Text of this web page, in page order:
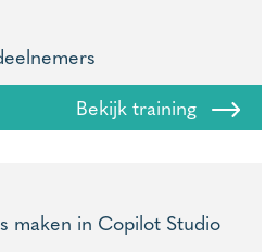
Bekijk training
maken in Copilot Studio